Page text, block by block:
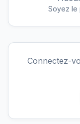
Soyez le
Connectez-